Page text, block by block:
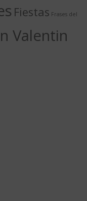
Fiestas Frases del
Valentin